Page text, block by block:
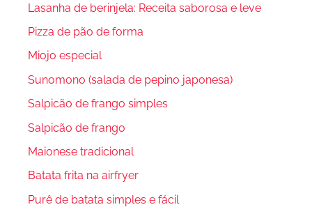
Lasanha de berinjela: Receita saborosa e leve
Pizza de pão de forma
Miojo especial
Sunomono (salada de pepino japonesa)
Salpicão de frango simples
Salpicão de frango
Maionese tradicional
Batata frita na airfryer
Purê de batata simples e fácil